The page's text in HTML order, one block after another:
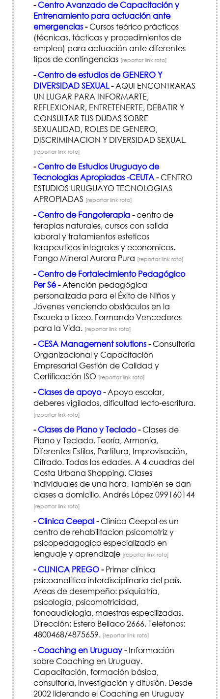
-Centro Avanzado de Capacitación y
Entrenamiento para actuación ante
emergencias-Cursos teórico prácticos
(técnicas, tácticas y procedimientos de
empleo) para actuación ante diferentes
tipos de contingencias [reportar link roto]
-Centro de estudios de GENERO Y
DIVERSIDAD SEXUAL-AQUI ENCONTRARAS
UN LUGAR PARA INFORMARTE,
REFLEXIONAR, ENTRETENERTE, DEBATIR Y
CONSULTAR TUS DUDAS SOBRE
SEXUALIDAD, ROLES DE GENERO,
DISCRIMINACION Y DIVERSIDAD SEXUAL.
[reportar link roto]
-Centro de Estudios Uruguayo de
Tecnologías Apropiadas -CEUTA-CENTRO
ESTUDIOS URUGUAYO TECNOLOGIAS
APROPIADAS [reportar link roto]
-Centro de Fangoterapia-centro de
terapias naturales, cursos con salida
laboral y tratamientos esteticos
terapeuticos integrales y economicos.
Fango Mineral Aurora Pura [reportar link roto]
-Centro de Fortalecimiento Pedagógico
Per Sé-Atención pedagógica
personalizada para el Éxito de Niños y
Jóvenes venciendo obstáculos en la
Escuela o Liceo. Formando Vencedores
para la Vida. [reportar link roto]
-CESA Management solutions-Consultoría
Organizacional y Capacitación
Empresarial Gestión de Calidad y
Certificación ISO [reportar link roto]
-Clases de apoyo-Apoyo escolar,
deberes vigilados, dificultad lecto-escritura.
[reportar link roto]
-Clases de Piano y Teclado-Clases de
Piano y Teclado. Teoría, Armonía,
Diferentes Estilos, Partitura, Improvisación,
Cifrado. Todas las edades. A 4 cuadras del
Costa Urbana Shopping. Clases
individuales de una hora. También se dan
clases a domicilio. Andrés López 099160144
[reportar link roto]
-Clinica Ceepal-Clinica Ceepal es un
centro de rehabilitacion psicomotriz y
psicopedagogico especializado en
lenguaje y aprendizaje [reportar link roto]
-CLINICA PREGO-Primer clínica
psicoanalitica interdisciplinaria del país.
Areas de desempeño: psiquiatría,
psicología, psicomotricidad,
fonoaudiología, maestras especilizadas.
Dirección: Estero Bellaco 2666. Telefonos:
4800468/4875659. [reportar link roto]
-Coaching en Uruguay-Información
sobre Coaching en Uruguay.
Capacitación, formación básica,
consultoría, investigación y difusión. Desde
2002 líderando el Coaching en Uruguay